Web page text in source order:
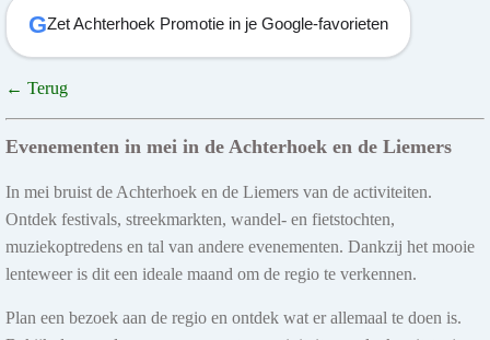
GZet Achterhoek Promotie in je Google-favorieten
← Terug
Evenementen in mei in de Achterhoek en de Liemers
In mei bruist de Achterhoek en de Liemers van de activiteiten.
Ontdek festivals, streekmarkten, wandel- en fietstochten,
muziekoptredens en tal van andere evenementen. Dankzij het mooie
lenteweer is dit een ideale maand om de regio te verkennen.
Plan een bezoek aan de regio en ontdek wat er allemaal te doen is.